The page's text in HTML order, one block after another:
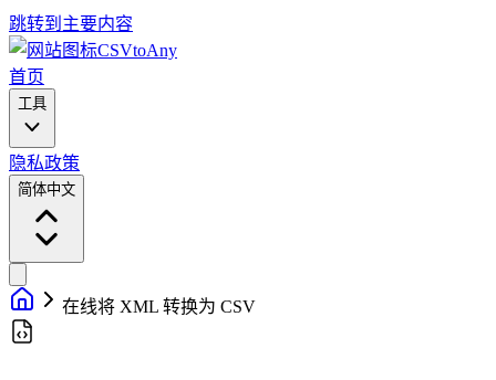
跳转到主要内容
CSVtoAny
首页
工具
隐私政策
简体中文
在线将 XML 转换为 CSV